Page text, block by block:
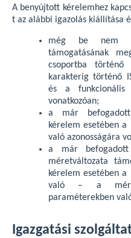
A benyújtott kérelemhez
t az alábbi igazolás kiállítása
még be nem
támogatásának
csoportba
karakterig történő
és a funkcionális
vonatkozóan;
a már befogadott
kérelem esetében a
való azonosságára
a már befogadott
méretváltozata
kérelem esetében a
való – a
paraméterekben
Igazgatási